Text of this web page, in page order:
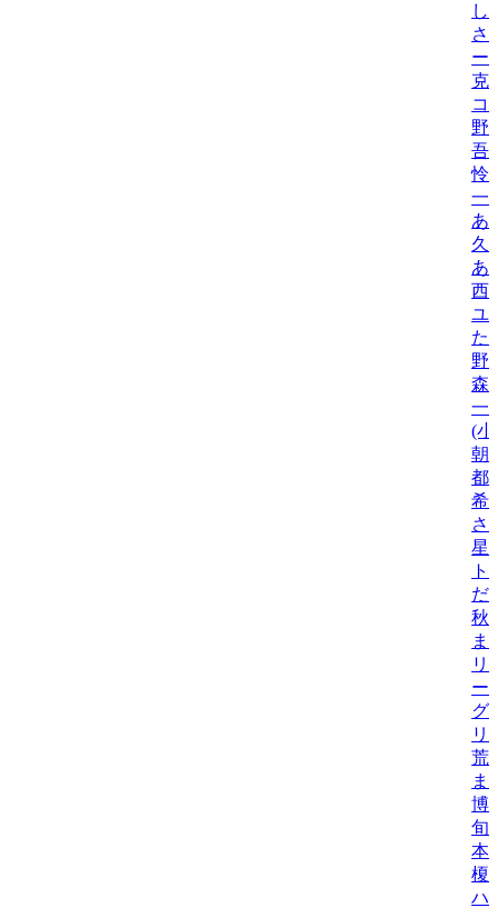
し
さ
ー
克
コ
野
吾/
怜/
一
あ
久
あ
西
ユ
た
野
森
一/
(
朝
都
希/
さ
星
ト
だ
秋
ま
リ
ー
グ
リ
荒
ま
博/
旬
本
榎
ハ